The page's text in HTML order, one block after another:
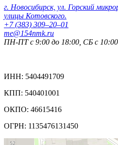
г. Новосибирск, ул. Горский
улицы Котовского.
+7 (383) 309‒20‒01
me@154nmk.ru
ПН-ПТ с 9:00 до 18:00, СБ с
ИНН: 5404491709
КПП: 540401001
ОКПО: 46615416
ОГРН: 1135476131450